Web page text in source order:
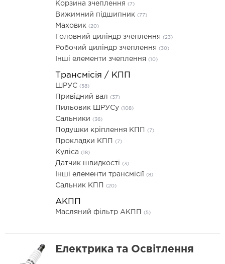
Корзина зчеплення (7)
Вижимний підшипник (77)
Маховик (20)
Головний циліндр зчеплення (23)
Робочий циліндр зчеплення (30)
Інші елементи зчеплення (10)
Трансмісія / КПП
ШРУС (58)
Привідний вал (37)
Пильовик ШРУСу (108)
Сальники (36)
Подушки кріплення КПП (7)
Прокладки КПП (7)
Куліса (18)
Датчик швидкості (3)
Інші елементи трансмісії (8)
Сальник КПП (20)
АКПП
Масляний фільтр АКПП (5)
Електрика та Освітлення